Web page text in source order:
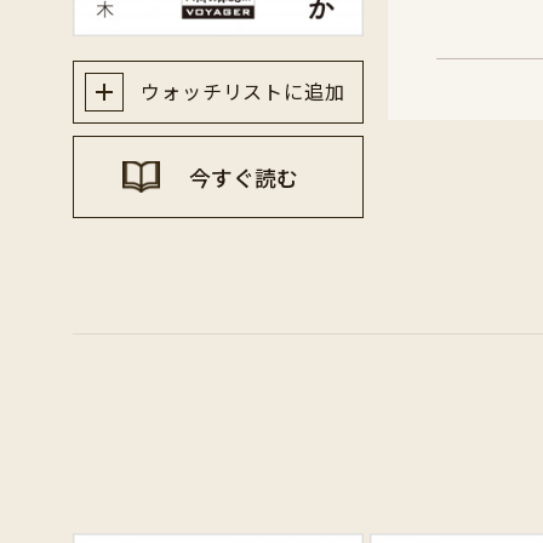
ウォッチリストに追加
今すぐ読む